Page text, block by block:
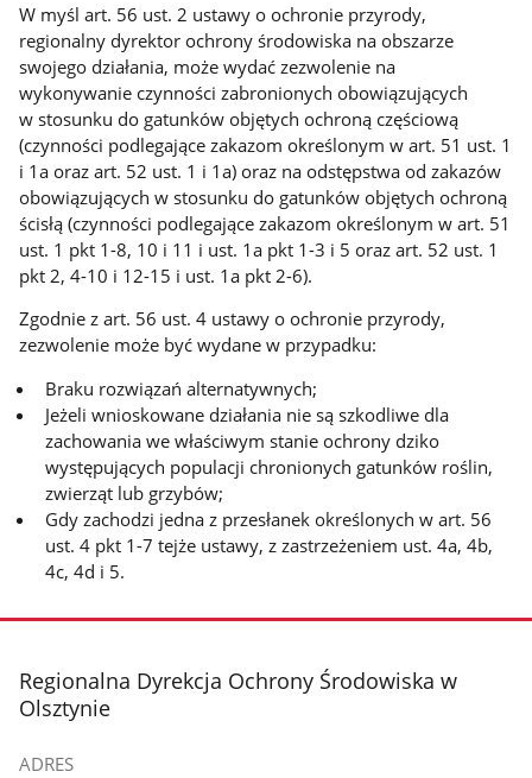
W myśl art. 56 ust. 2 ustawy o ochronie przyrody,
regionalny dyrektor ochrony środowiska na obszarze
swojego działania, może wydać zezwolenie na
wykonywanie czynności zabronionych obowiązujących
w stosunku do gatunków objętych ochroną częściową
(czynności podlegające zakazom określonym w art. 51 ust. 1
i 1a oraz art. 52 ust. 1 i 1a) oraz na odstępstwa od zakazów
obowiązujących w stosunku do gatunków objętych ochroną
ścisłą (czynności podlegające zakazom określonym w art. 51
ust. 1 pkt 1-8, 10 i 11 i ust. 1a pkt 1-3 i 5 oraz art. 52 ust. 1
pkt 2, 4-10 i 12-15 i ust. 1a pkt 2-6).
Zgodnie z art. 56 ust. 4 ustawy o ochronie przyrody,
zezwolenie może być wydane w przypadku:
Braku rozwiązań alternatywnych;
Jeżeli wnioskowane działania nie są szkodliwe dla
zachowania we właściwym stanie ochrony dziko
występujących populacji chronionych gatunków roślin,
zwierząt lub grzybów;
Gdy zachodzi jedna z przesłanek określonych w art. 56
ust. 4 pkt 1-7 tejże ustawy, z zastrzeżeniem ust. 4a, 4b,
4c, 4d i 5.
stopka
Regionalna Dyrekcja Ochrony Środowiska w
Olsztynie
ADRES